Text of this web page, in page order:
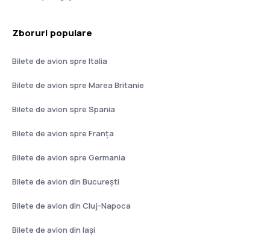
Zboruri populare
Bilete de avion spre Italia
Bilete de avion spre Marea Britanie
Bilete de avion spre Spania
Bilete de avion spre Franţa
Bilete de avion spre Germania
Bilete de avion din București
Bilete de avion din Cluj-Napoca
Bilete de avion din Iași